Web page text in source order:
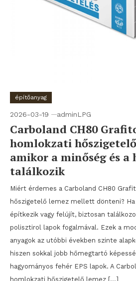
építőanyag
2026-03-19 adminLPG
Carboland CH80
homlokzati
amikor a minőség és a
találkozik
Miért érdemes a Carboland CH80
hőszigetelő lemez mellett dönteni? Ha
építkezik vagy felújít, biztosan
polisztirol lapok fogalmával. Ezek a
anyagok az utóbbi években szinte
hiszen sokkal jobb hőmegtartó
hagyományos fehér EPS lapok. A
homlokzati hőszigetelő lemez […]